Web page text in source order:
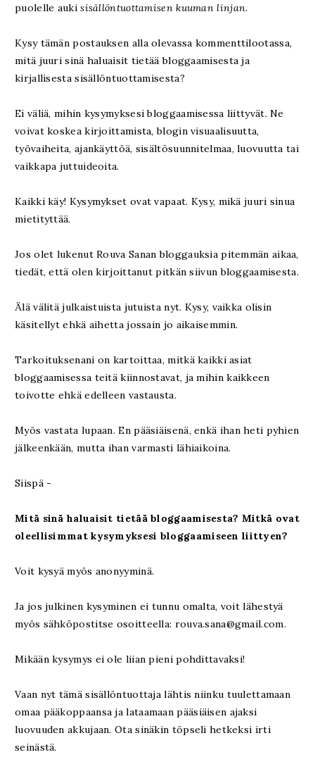
puolelle aukisisällöntuottamisen kuuman linjan.
Kysy tämän postauksen alla olevassa kommenttilootassa,
mitä juuri sinä haluaisit tietää bloggaamisesta ja
kirjallisesta sisällöntuottamisesta?
Ei väliä, mihin kysymyksesi bloggaamisessa liittyvät. Ne
voivat koskea kirjoittamista, blogin visuaalisuutta,
työvaiheita, ajankäyttöä, sisältösuunnitelmaa, luovuutta tai
vaikkapa juttuideoita.
Kaikki käy! Kysymykset ovat vapaat. Kysy, mikä juuri sinua
mietityttää.
Jos olet lukenut Rouva Sanan bloggauksia pitemmän aikaa,
tiedät, että olen kirjoittanut pitkän siivun bloggaamisesta.
Älä välitä julkaistuista jutuista nyt. Kysy, vaikka olisin
käsitellyt ehkä aihetta jossain jo aikaisemmin.
Tarkoituksenani on kartoittaa, mitkä kaikki asiat
bloggaamisessa teitä kiinnostavat, ja mihin kaikkeen
toivotte ehkä edelleen vastausta.
Myös vastata lupaan. En pääsiäisenä, enkä ihan heti pyhien
jälkeenkään, mutta ihan varmasti lähiaikoina.
Siispä -
Mitä sinä haluaisit tietää bloggaamisesta? Mitkä ovat
oleellisimmat kysymyksesi bloggaamiseen liittyen?
Voit kysyä myös anonyyminä.
Ja jos julkinen kysyminen ei tunnu omalta, voit lähestyä
myös sähköpostitse osoitteella: rouva.sana@gmail.com.
Mikään kysymys ei ole liian pieni pohdittavaksi!
Vaan nyt tämä sisällöntuottaja lähtis niinku tuulettamaan
omaa pääkoppaansa ja lataamaan pääsiäisen ajaksi
luovuuden akkujaan. Ota sinäkin töpseli hetkeksi irti
seinästä.